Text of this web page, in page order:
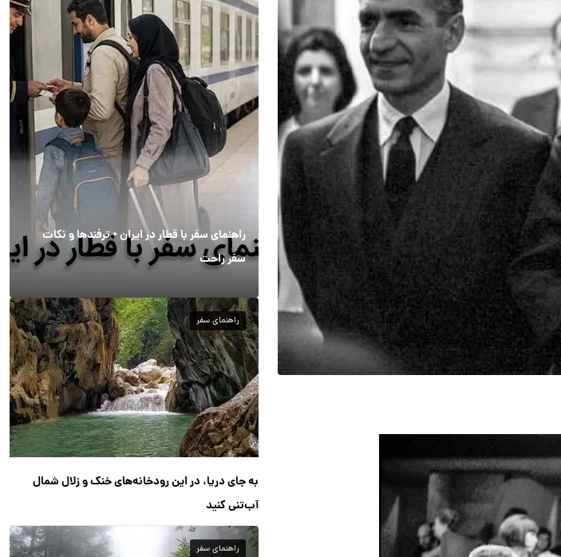
راهنمای سفر با قطار در ایران + ترفندها و نکات
سفر راحت
راهنمای سفر
به جای دریا، در این رودخانه‌های خنک و زلال شمال
آب‌تنی کنید
راهنمای سفر